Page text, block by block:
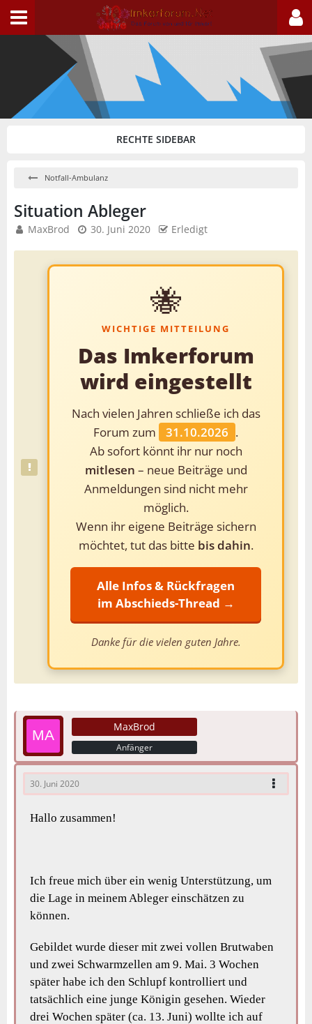
Notfall-Ambulanz
Situation Ableger
MaxBrod 30. Juni 2020 Erledigt
🐝
WICHTIGE MITTEILUNG
Das Imkerforum
wird eingestellt
Nach vielen Jahren schließe ich das
Forum zum
31.10.2026 .
Ab sofort könnt ihr nur noch
mitlesen – neue Beiträge und
Anmeldungen sind nicht mehr
möglich.
Wenn ihr eigene Beiträge sichern
möchtet, tut das bitte bis dahin.
Alle Infos & Rückfragen
im Abschieds-Thread →
Danke für die vielen guten Jahre.
MaxBrod
Anfänger
30. Juni 2020
Hallo zusammen!
Ich freue mich über ein wenig Unterstützung, um
die Lage in meinem Ableger einschätzen zu
können.
Gebildet wurde dieser mit zwei vollen Brutwaben
und zwei Schwarmzellen am 9. Mai. 3 Wochen
später habe ich den Schlupf kontrolliert und
tatsächlich eine junge Königin gesehen. Wieder
drei Wochen später (ca. 13. Juni) wollte ich auf